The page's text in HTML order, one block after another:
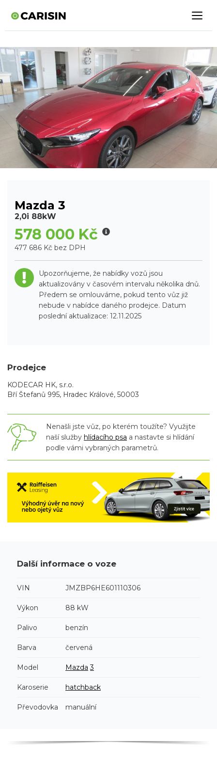
Mazda 3
2,0i 88kW
578 000 Kč
477 686 Kč bez DPH
Upozorňujeme, že nabídky vozů jsou
aktualizovány v časovém intervalu několika dnů.
Předem se omlouváme, pokud tento vůz již
nebude v nabídce daného prodejce. Datum
poslední aktualizace: 12.11.2025
Prodejce
KODECAR HK, s.r.o.
Bří Štefanů 995, Hradec Králové, 50003
Nenašli jste vůz, po kterém toužíte? Využijte
naší služby hlídacího psa a nastavte si hlídání
podle vámi vybraných parametrů.
Další informace o voze
VIN JMZBP6HE601110306
Výkon 88 kW
Palivo benzín
Barva červená
Model Mazda 3
Karoserie hatchback
Převodovka manuální